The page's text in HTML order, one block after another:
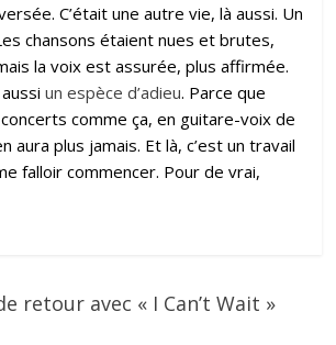
C’était une autre vie, là aussi. Un
chansons étaient nues et brutes,
la voix est assurée, plus affirmée.
aussiun espèce d’adieu. Parce que
comme ça, en guitare-voix de
aura plus jamais. Et là, c’est un travail
falloir commencer. Pour de vrai,
retour avec « I Can’t Wait »